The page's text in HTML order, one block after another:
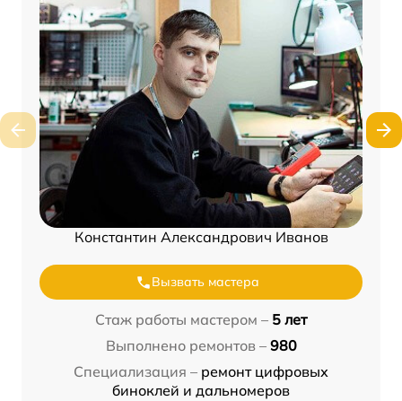
Константин Александрович Иванов
Вызвать мастера
Стаж работы мастером – 5 лет
Выполнено ремонтов – 980
Специализация – ремонт цифровых
биноклей и дальномеров